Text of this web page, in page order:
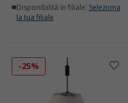
Disponibilità in filiale: Seleziona
la tua filiale
-25%